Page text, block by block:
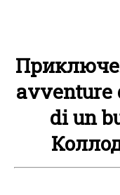
avventure
di un